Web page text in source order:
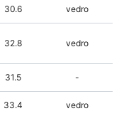
30.6 vedro
32.8 vedro
31.5 -
33.4 vedro